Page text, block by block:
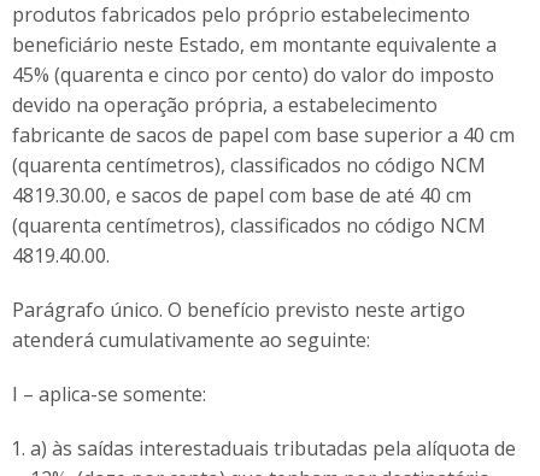
produtos fabricados pelo próprio estabelecimento
beneficiário neste Estado, em montante equivalente a
45% (quarenta e cinco por cento) do valor do imposto
devido na operação própria, a estabelecimento
fabricante de sacos de papel com base superior a 40 cm
(quarenta centímetros), classificados no código NCM
4819.30.00, e sacos de papel com base de até 40 cm
(quarenta centímetros), classificados no código NCM
4819.40.00.
Parágrafo único. O benefício previsto neste artigo
atenderá cumulativamente ao seguinte:
I – aplica-se somente:
a) às saídas interestaduais tributadas pela alíquota de